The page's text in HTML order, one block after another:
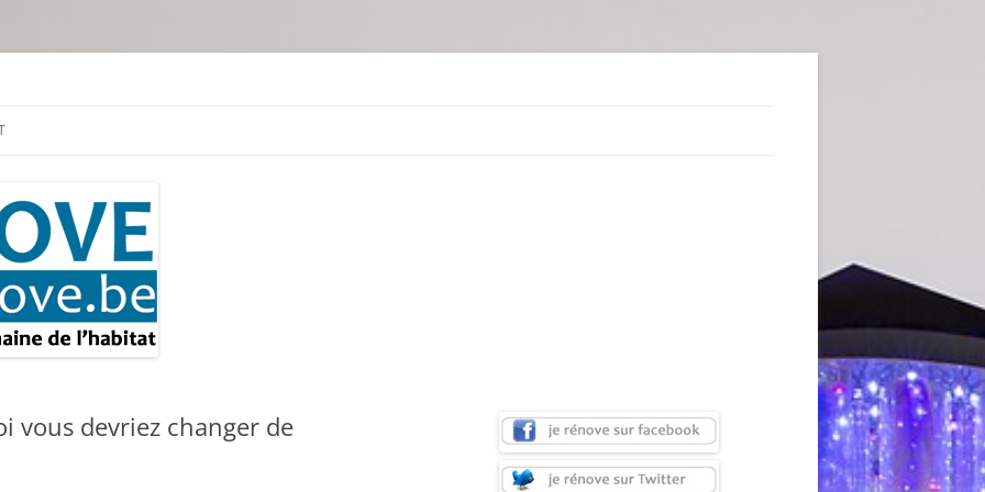
vous devriez changer de